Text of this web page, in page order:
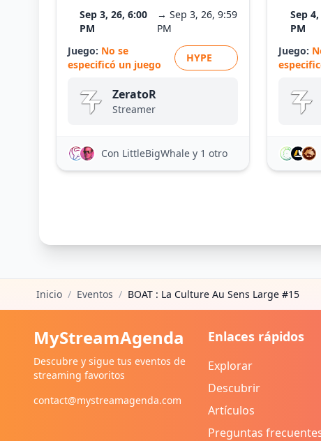
Sep 3, 26, 6:00
PM
→ Sep 3, 26, 9:59
PM
Juego: No se
especificó un juego
HYPE
ZeratoR
Streamer
Con LittleBigWhale y 1 otro
Sep
PM
Juego:
Inicio / Eventos / BOAT : La Culture Au Sens Large #15
MyStreamAgenda
Descubre y sigue tus eventos de
streaming favoritos
contact@mystreamagenda.com
Enlaces rápidos
Explorar
Descubrir
Artículos
Preguntas